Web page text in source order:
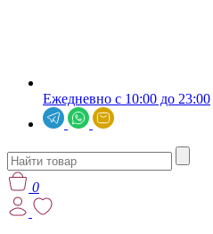
Ежедневно с 10:00 до 23:00
0